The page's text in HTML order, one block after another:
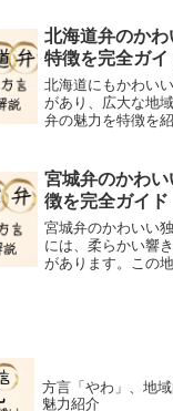
す。このサイトで
言葉遣い、いわゆ
北海道弁のかわ
特徴を完全ガイ
北海道にもかわい
があり、広大な地
弁の魅力を特徴を
のが北海道弁です
大な土地にの関係
宮城弁のかわ
徴を完全ガイド
宮城弁のかわいい
には、柔らかい響
があります。この
方言「やわ」、地
魅力紹介